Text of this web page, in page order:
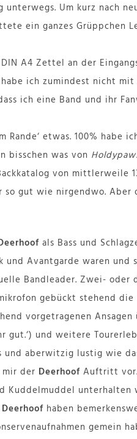
Um kurz nach
ein ganzes Grüppchen
A4 Zettel an der
ich zumindest nicht
ich eine Band und ihr
Rande‘ etwas. 100% habe
bisschen was von
von mittlerweile
gut wie nirgendwo. Aber
als Bass und
und Avantgarde waren
Bandleader. Zwei- oder
gebückt stehend
vorgetragenen
gut.‘) und weitere
und aberwitzig lustig wie
der Deerhoof Auftritt
unterhalten
Deerhoof haben
gemein